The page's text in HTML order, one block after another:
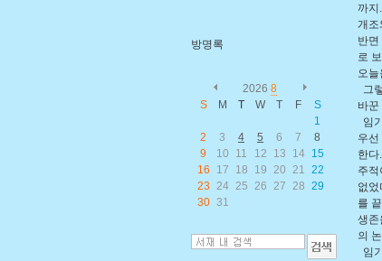
방명록
2026 8
S
M T W T F
S
1
2
3 4 5 6 7
8
9
10 11 12 13 14
15
16
17 18 19 20 21 22
23 24 25 26 27 28 29
30 31
까지
개조
반
로
오
그
바
임
우
한
주
없었
를
생존
의
임